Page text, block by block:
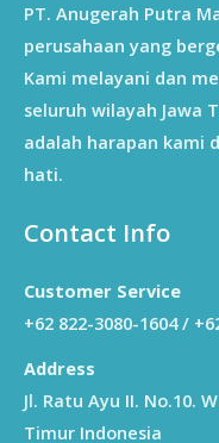
PT. Anugerah Putra
perusahaan yang
Kami melayani dan
seluruh wilayah Jawa
adalah harapan kami
hati.
Contact Info
Customer Service
+62 822-3080-1604 /
Address
Jl. Ratu Ayu II. No.10.
Timur Indonesia